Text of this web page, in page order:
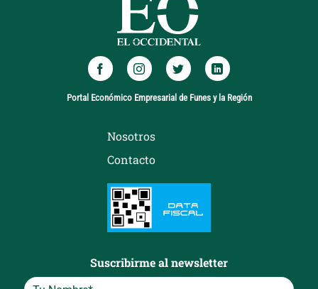
Portal Económico Empresarial de Funes y la Región
Nosotros
Contacto
Suscribirme al newsletter